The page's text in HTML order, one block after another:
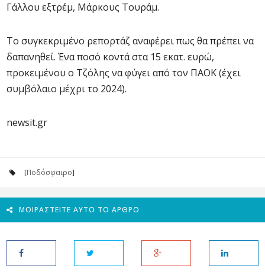
Γάλλου εξτρέμ, Μάρκους Τουράμ.
Το συγκεκριμένο ρεπορτάζ αναφέρει πως θα πρέπει να
δαπανηθεί. Ένα ποσό κοντά στα 15 εκατ. ευρώ,
προκειμένου ο Τζόλης να φύγει από τον ΠΑΟΚ (έχει
συμβόλαιο μέχρι το 2024).
newsit.gr
[Ποδόσφαιρο]
ΜΟΙΡΑΣΤΕΊΤΕ ΑΥΤΌ ΤΟ ΆΡΘΡΟ